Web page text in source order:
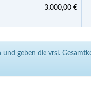
3.000,00 €
geben die vrsl.